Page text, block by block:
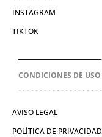
INSTAGRAM
TIKTOK
CONDICIONES DE USO
AVISO LEGAL
POLÍTICA DE PRIVACIDAD